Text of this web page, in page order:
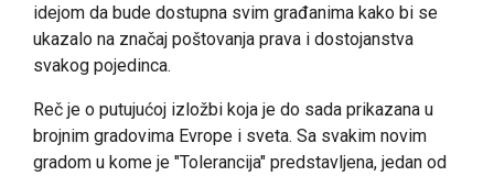
idejom da bude dostupna svim građanima kako bi se
ukazalo na značaj poštovanja prava i dostojanstva
svakog pojedinca.
Reč je o putujućoj izložbi koja je do sada prikazana u
brojnim gradovima Evrope i sveta. Sa svakim novim
gradom u kome je "Tolerancija" predstavljena, jedan od